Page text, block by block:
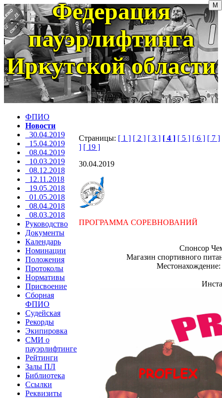
Федерация
пауэрлифтинга
Иркутской области
ФПИО
Новости
30.04.2019
15.04.2019
08.04.2019
10.03.2019
08.12.2018
12.11.2018
19.05.2018
01.05.2018
08.04.2018
08.03.2018
Руководство
Документы
Календарь
Номинации
Положения
Протоколы
Нормативы
Присвоение
Сборная
ФПИО
Судейская
Рекорды
Экипировка
СМИ о
пауэрлифтинге
Рейтинги
Залы ПЛ
Библиотека
Ссылки
Реквизиты
Страницы: [ 1 ] [ 2 ] [ 3 ] [ 4 ] [ 5 ] [ 6 ] [ 7 ]
] [ 19 ]
30.04.2019
ПРОГРАММА СОРЕВНОВАНИЙ
Спонсор
Магазин спортивного
Местонахождение: